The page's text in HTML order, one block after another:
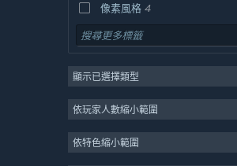
像素風格 4
平台 3
橫向捲軸
探索 3
女主人翁
顯示已選擇類型
依玩家人數縮小範圍
依特色縮小範圍